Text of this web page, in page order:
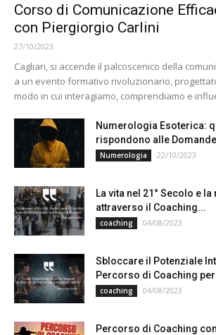
Corso di Comunicazione
con Piergiorgio Carlini
27/10/2023
Cagliari, si accende il palcoscenico della
a un evento formativo rivoluzionario,
modo in cui interagiamo, comprendiamo e
Numerologia Esoterica:
rispondono alle
Numerologia 22/10/2023
La vita nel 21° Secolo e
attraverso il Coaching...
coaching 04/08/2023
Sbloccare il Potenziale
Percorso di Coaching per
coaching 04/08/2023
Percorso di Coaching